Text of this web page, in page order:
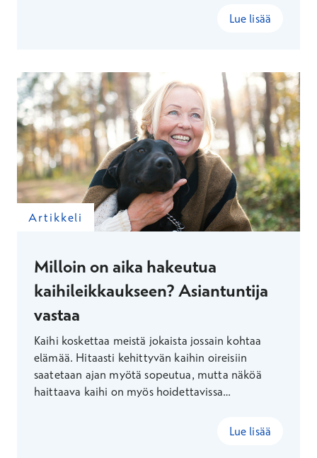
Lue lisää
Artikkeli
Milloin on aika hakeutua
kaihileikkaukseen? Asiantuntija
vastaa
Kaihi koskettaa meistä jokaista jossain kohtaa
elämää. Hitaasti kehittyvän kaihin oireisiin
saatetaan ajan myötä sopeutua, mutta näköä
haittaava kaihi on myös hoidettavissa
mykiö vaihdetaan kirkkaaseen keinomykiöön.
Lue lisää